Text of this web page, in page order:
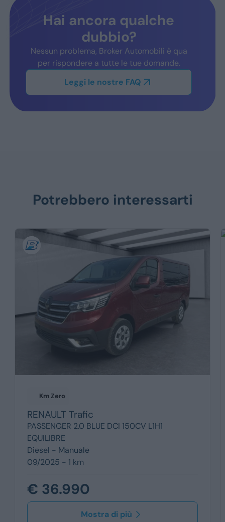
Hai ancora qualche
dubbio?
Nessun problema, Broker Automobili è qua
per rispondere a tutte le tue domande.
Leggi le nostre FAQ
Potrebbero interessarti
Km Zero
RENAULT Trafic
PASSENGER 2.0 BLUE DCI 150CV L1H1
EQUILIBRE
Diesel - Manuale
09/2025 - 1 km
€ 36.990
Mostra di più